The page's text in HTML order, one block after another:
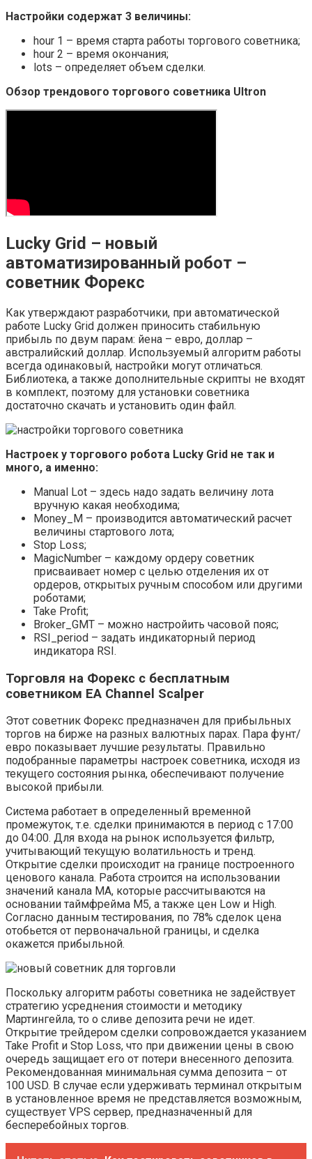
Настройки содержат 3 величины:
hour 1 – время старта работы торгового советника;
hour 2 – время окончания;
lots – определяет объем сделки.
Обзор трендового торгового советника Ultron
Lucky Grid – новый
автоматизированный робот –
советник Форекс
Как утверждают разработчики, при автоматической
работе Lucky Grid должен приносить стабильную
прибыль по двум парам: йена – евро, доллар –
австралийский доллар. Используемый алгоритм работы
всегда одинаковый, настройки могут отличаться.
Библиотека, а также дополнительные скрипты не входят
в комплект, поэтому для установки советника
достаточно скачать и установить один файл.
Настроек у торгового робота Lucky Grid не так и
много, а именно:
Manual Lot – здесь надо задать величину лота
вручную какая необходима;
Money_M – производится автоматический расчет
величины стартового лота;
Stop Loss;
MagicNumber – каждому ордеру советник
присваивает номер с целью отделения их от
ордеров, открытых ручным способом или другими
роботами;
Take Profit;
Broker_GMT – можно настройить часовой пояс;
RSI_period – задать индикаторный период
индикатора RSI.
Торговля на Форекс с бесплатным
советником EA Channel Scalper
Этот советник Форекс предназначен для прибыльных
торгов на бирже на разных валютных парах. Пара фунт/
евро показывает лучшие результаты. Правильно
подобранные параметры настроек советника, исходя из
текущего состояния рынка, обеспечивают получение
высокой прибыли.
Система работает в определенный временной
промежуток, т.е. сделки принимаются в период с 17:00
до 04:00. Для входа на рынок используется фильтр,
учитывающий текущую волатильность и тренд.
Открытие сделки происходит на границе построенного
ценового канала. Работа строится на использовании
значений канала МА, которые рассчитываются на
основании таймфрейма М5, а также цен Low и High.
Согласно данным тестирования, по 78% сделок цена
отобьется от первоначальной границы, и сделка
окажется прибыльной.
Поскольку алгоритм работы советника не задействует
стратегию усреднения стоимости и методику
Мартингейла, то о сливе депозита речи не идет.
Открытие трейдером сделки сопровождается указанием
Take Profit и Stop Loss, что при движении цены в свою
очередь защищает его от потери внесенного депозита.
Рекомендованная минимальная сумма депозита – от
100 USD. В случае если удерживать терминал открытым
в установленное время не представляется возможным,
существует VPS сервер, предназначенный для
бесперебойных торгов.